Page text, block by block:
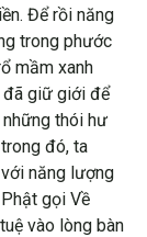
Để rồi năng
trong phước
mầm xanh
đã giữ giới để
thói hư
đó, ta
năng lượng
gọi Về
vào lòng bàn